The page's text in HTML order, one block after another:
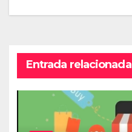
Entrada relacionada